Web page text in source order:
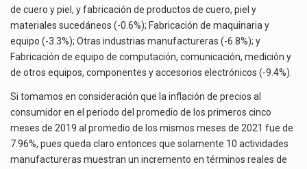
de cuero y piel, y fabricación de productos de cuero, piel y
materiales sucedáneos (-0.6%); Fabricación de maquinaria y
equipo (-3.3%); Otras industrias manufactureras (-6.8%); y
Fabricación de equipo de computación, comunicación, medición y
de otros equipos, componentes y accesorios electrónicos (-9.4%).
Si tomamos en consideración que la inflación de precios al
consumidor en el periodo del promedio de los primeros cinco
meses de 2019 al promedio de los mismos meses de 2021 fue de
7.96%, pues queda claro entonces que solamente 10 actividades
manufactureras muestran un incremento en términos reales de